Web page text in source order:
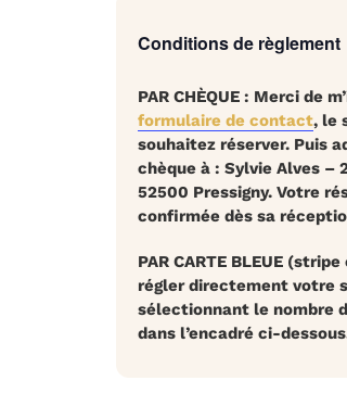
Conditions de règlement
PAR CHÈQUE: Merci de
formulaire de contact, le
souhaitez réserver. Puis
chèque à : Sylvie Alves –
52500 Pressigny. Votre
confirmée dès sa
PAR CARTE BLEUE(stripe
régler directement votre
sélectionnant le nombre
dans l’encadré ci-